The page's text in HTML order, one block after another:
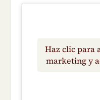
Haz clic para
marketing y